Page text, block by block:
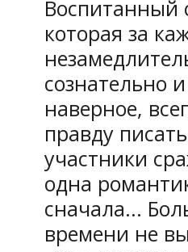
Воспитанный
которая за
сознательно
наверное,
правду
участники
одна
сначала...
времени не